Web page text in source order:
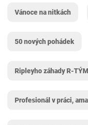
Vánoce na nitkách
50 nových pohádek
Ripleyho záhady R-
Profesionál v práci,